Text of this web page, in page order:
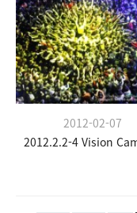
2012-02-07